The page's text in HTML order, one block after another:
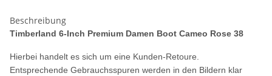
Beschreibung
Timberland 6-Inch Premium Damen Boot Cameo Rose 38
Hierbei handelt es sich um eine Kunden-Retoure.
Entsprechende Gebrauchsspuren werden in den Bildern klar